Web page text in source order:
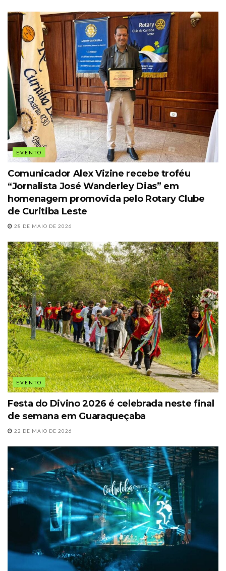
EVENTO
Comunicador Alex Vizine recebe troféu
“Jornalista José Wanderley Dias” em
homenagem promovida pelo Rotary Clube
de Curitiba Leste
28 DE MAIO DE 2026
EVENTO
Festa do Divino 2026 é celebrada neste final
de semana em Guaraqueçaba
22 DE MAIO DE 2026